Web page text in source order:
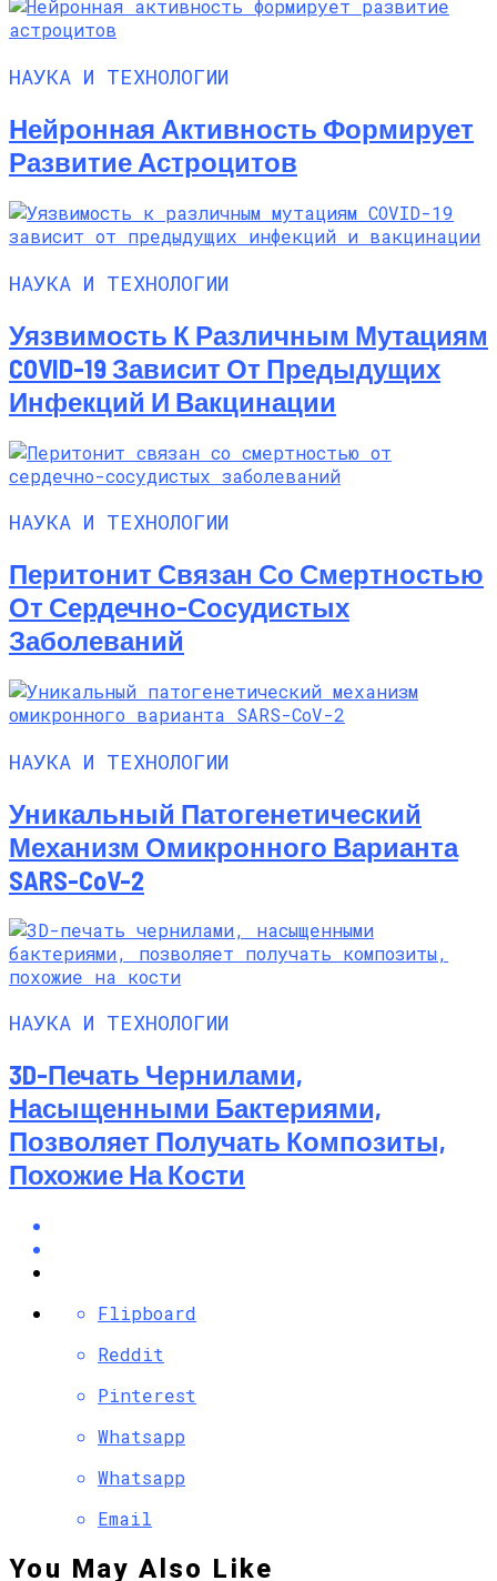
НАУКА И ТЕХНОЛОГИИ
Нейронная Активность Формирует
Развитие Астроцитов
НАУКА И ТЕХНОЛОГИИ
Уязвимость К Различным Мутациям
COVID-19 Зависит От Предыдущих
Инфекций И Вакцинации
НАУКА И ТЕХНОЛОГИИ
Перитонит Связан Со Смертностью
От Сердечно-Сосудистых
Заболеваний
НАУКА И ТЕХНОЛОГИИ
Уникальный Патогенетический
Механизм Омикронного Варианта
SARS-CoV-2
НАУКА И ТЕХНОЛОГИИ
3D-Печать Чернилами,
Насыщенными Бактериями,
Позволяет Получать Композиты,
Похожие На Кости
Flipboard
Reddit
Pinterest
Whatsapp
Whatsapp
Email
You May Also Like